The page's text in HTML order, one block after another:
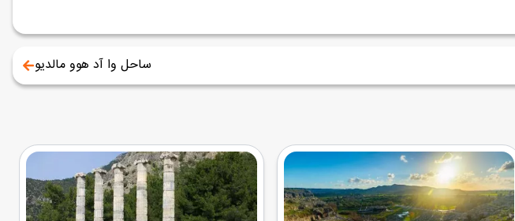
ساحل وا آد هوو مالدیو